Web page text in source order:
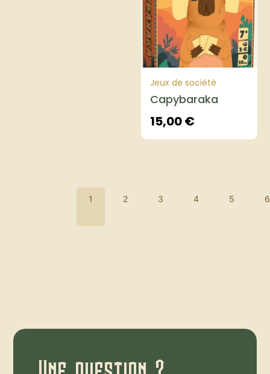
Jeux de société
Capybaraka
15,00€
1 2 3 4 5 6